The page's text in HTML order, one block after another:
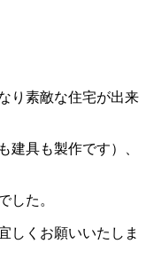
り素敵な住宅が出来
建具も製作です）、
した。
しくお願いいたしま